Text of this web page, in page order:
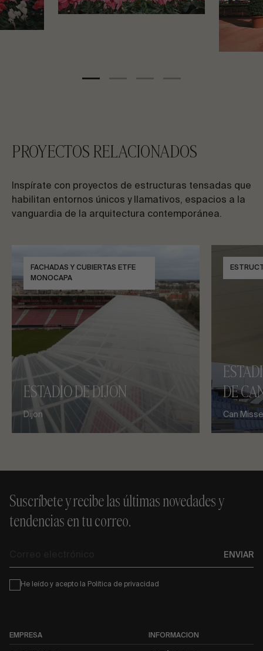
PROYECTOS RELACIONADOS
Inspírate con proyectos de estructuras tensadas que
habilitan entornos únicos y llamativos, espacios a la
vanguardia de la arquitectura contemporánea.
FACHADAS Y CUBIERTAS ETFE
MONOCAPA
ESTADIO DE DIJON
Dijon
DE
Can
Suscríbete y recibe las últimas novedades y
tendencias en tu correo.
ENVIAR
Condiciones
He leído y acepto la Política de privacidad
EMPRESA INFORMACIÓN